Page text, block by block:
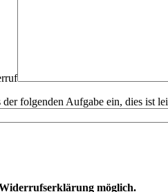
folgenden Aufgabe ein, dies ist
möglich.